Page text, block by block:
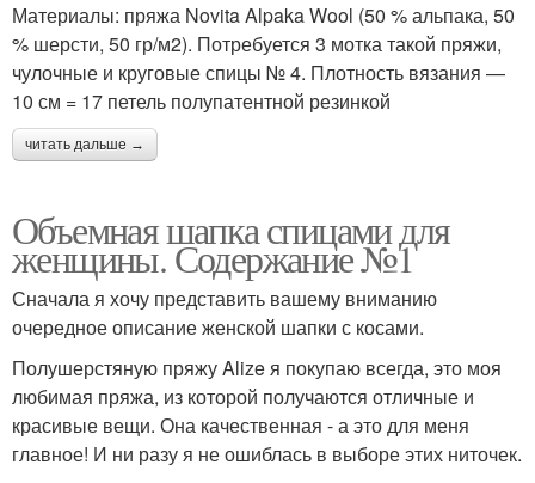
Материалы: пряжа Novita Alpaka Wool (50 % альпака, 50
% шерсти, 50 гр/м2). Потребуется 3 мотка такой пряжи,
чулочные и круговые спицы № 4. Плотность вязания —
10 см = 17 петель полупатентной резинкой
читать дальше →
Объемная шапка спицами для
женщины. Содержание №1
Сначала я хочу представить вашему вниманию
очередное описание женской шапки с косами.
Полушерстяную пряжу Alize я покупаю всегда, это моя
любимая пряжа, из которой получаются отличные и
красивые вещи. Она качественная - а это для меня
главное! И ни разу я не ошиблась в выборе этих ниточек.